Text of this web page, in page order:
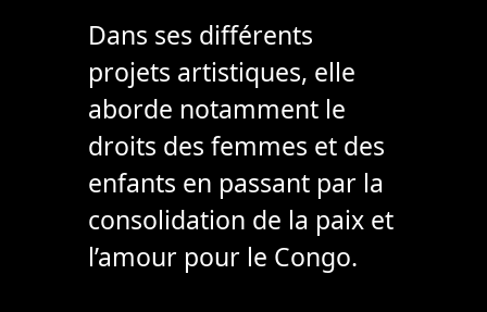
Dans ses différents
projets artistiques, elle
aborde notamment le
droits des femmes et des
enfants en passant par la
consolidation de la paix et
l’amour pour le Congo.